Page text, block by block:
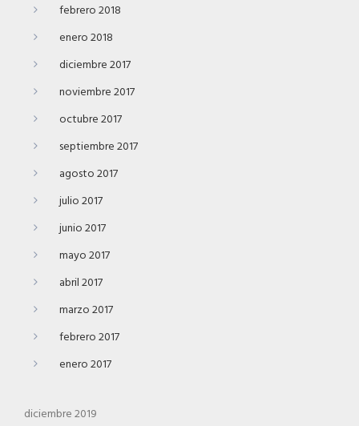
febrero 2018
enero 2018
diciembre 2017
noviembre 2017
octubre 2017
septiembre 2017
agosto 2017
julio 2017
junio 2017
mayo 2017
abril 2017
marzo 2017
febrero 2017
enero 2017
diciembre 2019